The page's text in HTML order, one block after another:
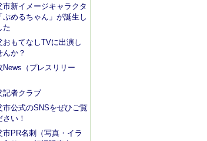
市新イメージキャラクタ
ぷめるちゃん」が誕生し
た
おもてなしTVに出演し
んか？
News（プレスリリー
記者クラブ
市公式のSNSをぜひご覧
さい！
市PR名刺（写真・イラ